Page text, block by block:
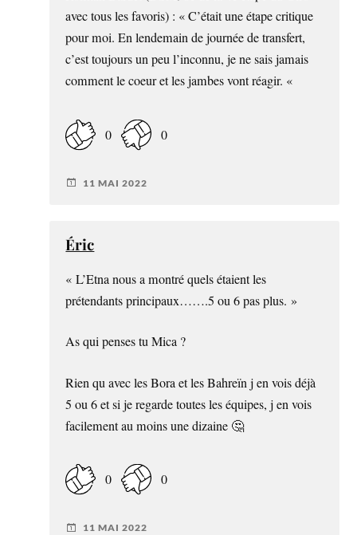
avec tous les favoris) : « C’était une étape critique
pour moi. En lendemain de journée de transfert,
c’est toujours un peu l’inconnu, je ne sais jamais
comment le coeur et les jambes vont réagir. «
0 0
11 MAI 2022
Éric
« L’Etna nous a montré quels étaient les
prétendants principaux…….5 ou 6 pas plus. »
As qui penses tu Mica ?
Rien qu avec les Bora et les Bahreïn j en vois déjà
5 ou 6 et si je regarde toutes les équipes, j en vois
facilement au moins une dizaine 🤔
0 0
11 MAI 2022